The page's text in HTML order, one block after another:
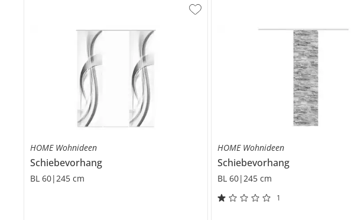
HOME Wohnideen
Schiebevorhang
BL 60|245 cm
HOME Wohnideen
Schiebevorhang
BL 60|245 cm
1